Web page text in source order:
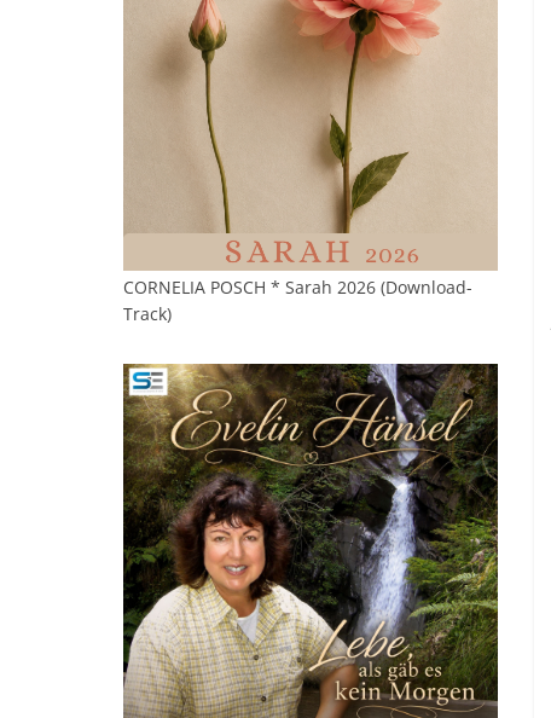
CORNELIA POSCH * Sarah 2026 (Download-
Track)